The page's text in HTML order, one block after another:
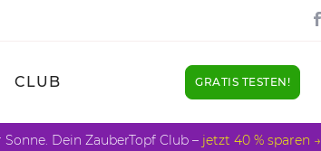
CLUB GRATIS TESTEN!
Dein ZauberTopf Club – jetzt 40 % sparen →